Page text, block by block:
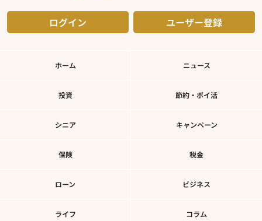
ログイン ユーザー登録
ホーム ニュース
投資 節約・ポイ活
シニア キャンペーン
保険 税金
ローン ビジネス
ライフ コラム